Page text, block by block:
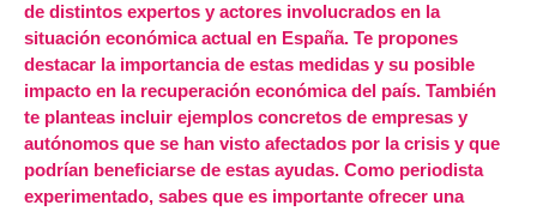
de distintos expertos y actores involucrados en la
situación económica actual en España. Te propones
destacar la importancia de estas medidas y su posible
impacto en la recuperación económica del país. También
te planteas incluir ejemplos concretos de empresas y
autónomos que se han visto afectados por la crisis y que
podrían beneficiarse de estas ayudas. Como periodista
experimentado, sabes que es importante ofrecer una